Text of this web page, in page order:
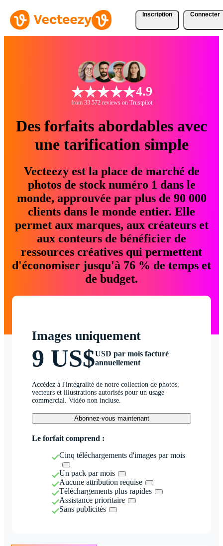
Inscription Connecter
4.9
from 33 572 reviews on Trustpilot
Des forfaits abordables avec
une tarification simple
Vecteezy est la place de marché de
photos de stock numéro 1 dans le
monde, approuvée par plus de 90 000
clients dans le monde entier. Elle
permet aux marques, aux créateurs et
aux conteurs de bénéficier de
ressources créatives qui permettent
d'économiser jusqu'à 76 % de temps et
de budget.
Images uniquement
9 US$USD par mois facturé
annuellement
Accédez à l'intégralité de notre collection de photos,
vecteurs et illustrations autorisés pour un usage
commercial. Vidéo non incluse.
Abonnez-vous maintenant
Le forfait comprend :
Cinq téléchargements d'images par mois
Un pack par mois
Aucune attribution requise
Téléchargements plus rapides
Assistance prioritaire
Sans publicités